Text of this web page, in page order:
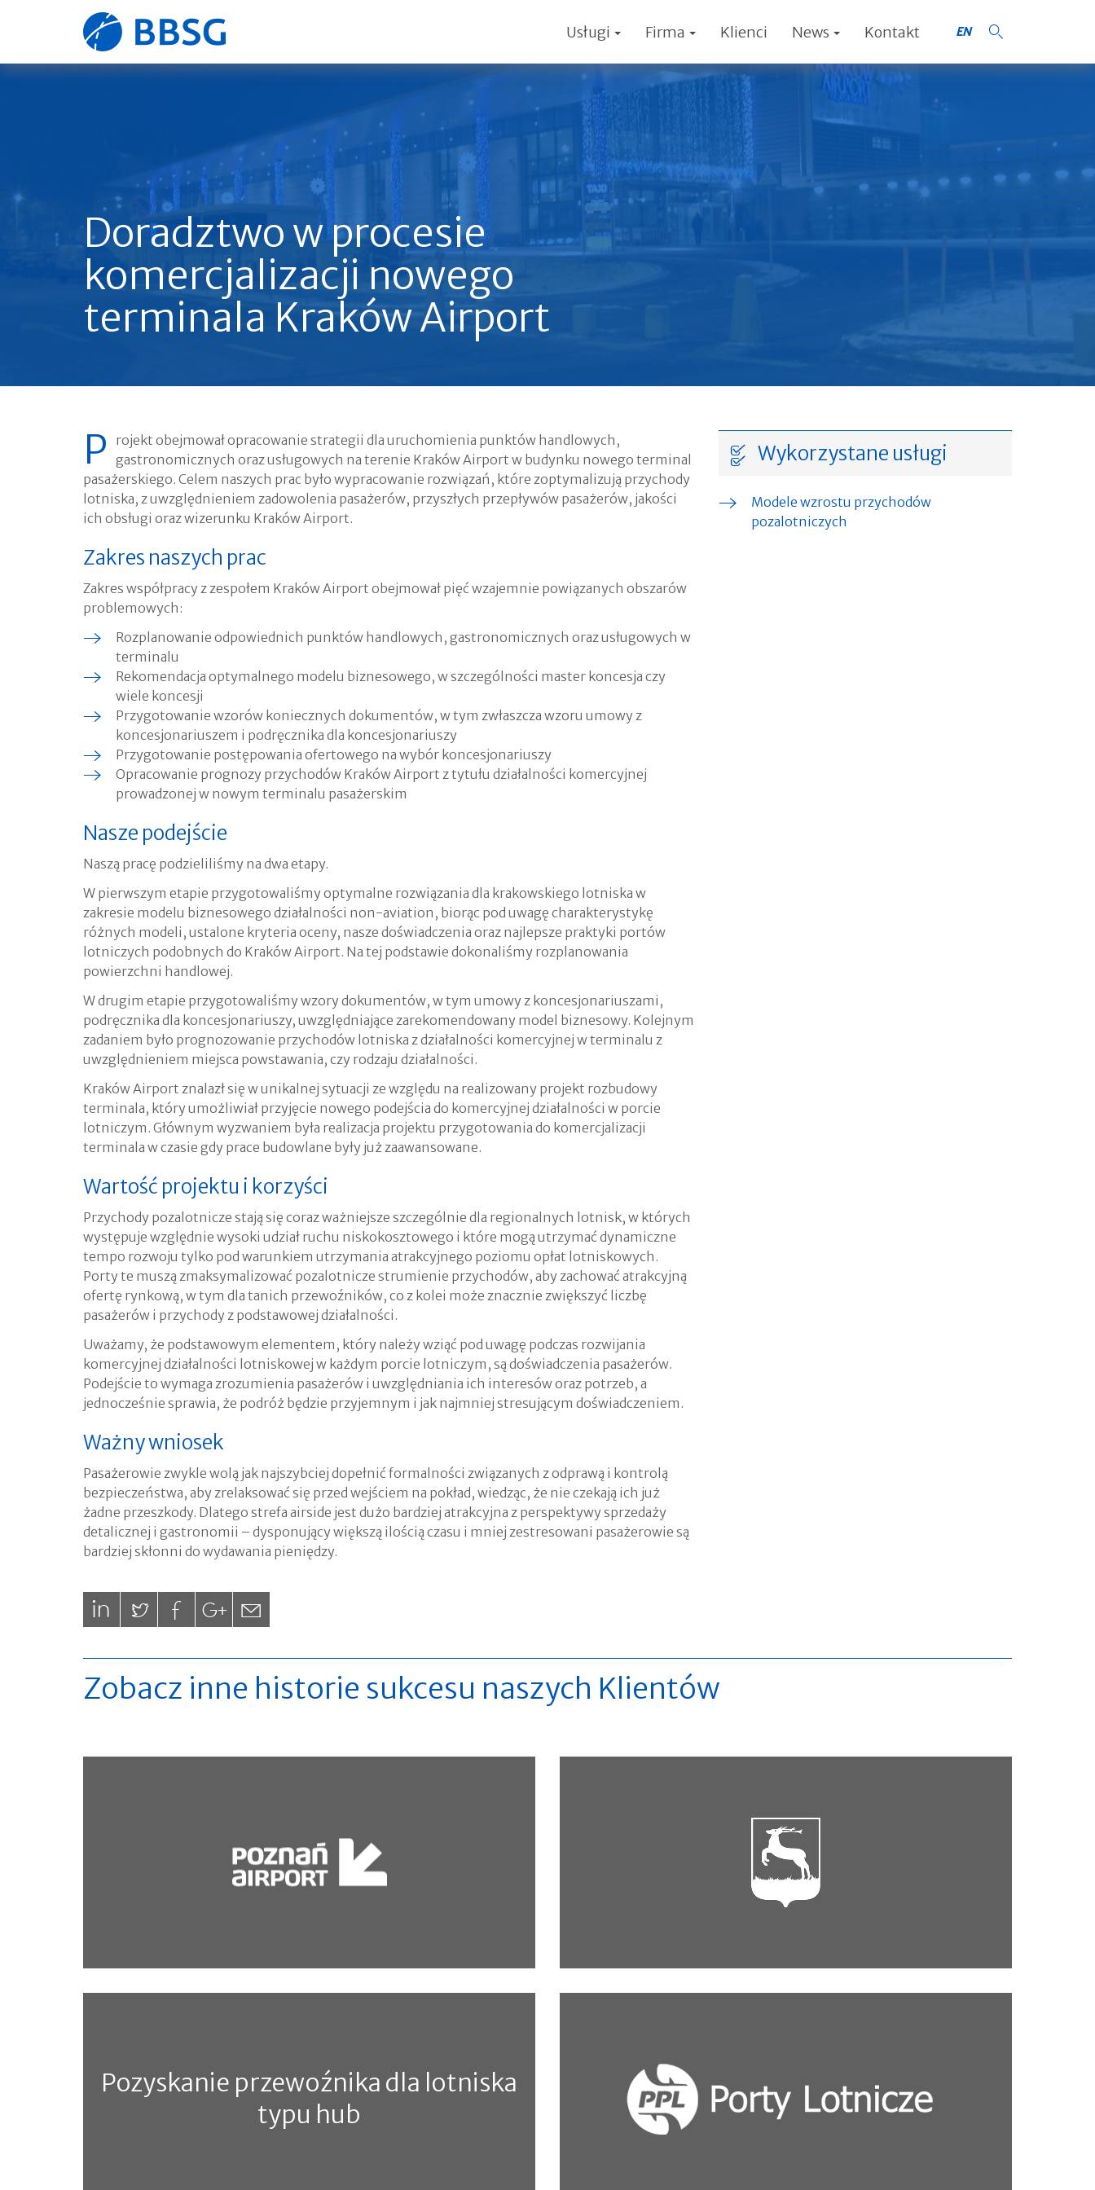
Strona
Usługi Firma Klienci News Kontakt EN
Doradztwo w procesie
komercjalizacji nowego
terminala Kraków Airport
P
rojekt obejmował opracowanie strategii dla uruchomienia punktów handlowych,
gastronomicznych oraz usługowych na terenie Kraków Airport w budynku nowego terminal
pasażerskiego. Celem naszych prac było wypracowanie rozwiązań, które zoptymalizują przychody
lotniska, z uwzględnieniem zadowolenia pasażerów, przyszłych przepływów pasażerów, jakości
ich obsługi oraz wizerunku Kraków Airport.
Zakres naszych prac
Zakres współpracy z zespołem Kraków Airport obejmował pięć wzajemnie powiązanych obszarów
problemowych:
Rozplanowanie odpowiednich punktów handlowych, gastronomicznych oraz usługowych w
terminalu
Rekomendacja optymalnego modelu biznesowego, w szczególności master koncesja czy
wiele koncesji
Przygotowanie wzorów koniecznych dokumentów, w tym zwłaszcza wzoru umowy z
koncesjonariuszem i podręcznika dla koncesjonariuszy
Przygotowanie postępowania ofertowego na wybór koncesjonariuszy
Opracowanie prognozy przychodów Kraków Airport z tytułu działalności komercyjnej
prowadzonej w nowym terminalu pasażerskim
Nasze podejście
Naszą pracę podzieliliśmy na dwa etapy.
W pierwszym etapie przygotowaliśmy optymalne rozwiązania dla krakowskiego lotniska w
zakresie modelu biznesowego działalności non-aviation, biorąc pod uwagę charakterystykę
różnych modeli, ustalone kryteria oceny, nasze doświadczenia oraz najlepsze praktyki portów
lotniczych podobnych do Kraków Airport. Na tej podstawie dokonaliśmy rozplanowania
powierzchni handlowej.
W drugim etapie przygotowaliśmy wzory dokumentów, w tym umowy z koncesjonariuszami,
podręcznika dla koncesjonariuszy, uwzględniające zarekomendowany model biznesowy. Kolejnym
zadaniem było prognozowanie przychodów lotniska z działalności komercyjnej w terminalu z
uwzględnieniem miejsca powstawania, czy rodzaju działalności.
Kraków Airport znalazł się w unikalnej sytuacji ze względu na realizowany projekt rozbudowy
terminala, który umożliwiał przyjęcie nowego podejścia do komercyjnej działalności w porcie
lotniczym. Głównym wyzwaniem była realizacja projektu przygotowania do komercjalizacji
terminala w czasie gdy prace budowlane były już zaawansowane.
Wartość projektu i korzyści
Przychody pozalotnicze stają się coraz ważniejsze szczególnie dla regionalnych lotnisk, w których
występuje względnie wysoki udział ruchu niskokosztowego i które mogą utrzymać dynamiczne
tempo rozwoju tylko pod warunkiem utrzymania atrakcyjnego poziomu opłat lotniskowych.
Porty te muszą zmaksymalizować pozalotnicze strumienie przychodów, aby zachować atrakcyjną
ofertę rynkową, w tym dla tanich przewoźników, co z kolei może znacznie zwiększyć liczbę
pasażerów i przychody z podstawowej działalności.
Uważamy, że podstawowym elementem, który należy wziąć pod uwagę podczas rozwijania
komercyjnej działalności lotniskowej w każdym porcie lotniczym, są doświadczenia pasażerów.
Podejście to wymaga zrozumienia pasażerów i uwzględniania ich interesów oraz potrzeb, a
jednocześnie sprawia, że podróż będzie przyjemnym i jak najmniej stresującym doświadczeniem.
Ważny wniosek
Pasażerowie zwykle wolą jak najszybciej dopełnić formalności związanych z odprawą i kontrolą
bezpieczeństwa, aby zrelaksować się przed wejściem na pokład, wiedząc, że nie czekają ich już
żadne przeszkody. Dlatego strefa airside jest dużo bardziej atrakcyjna z perspektywy sprzedaży
detalicznej i gastronomii – dysponujący większą ilością czasu i mniej zestresowani pasażerowie są
bardziej skłonni do wydawania pieniędzy.
Wykorzystane usługi
Modele wzrostu przychodów
pozalotniczych
Zobacz inne historie sukcesu naszych Klientów
Poprawa doświadczenia pasażera w Porcie
Koncepcja rozwoju usług na lotnisku w Pile
Pozyskanie przewoźnika dla lotniska
typu hub